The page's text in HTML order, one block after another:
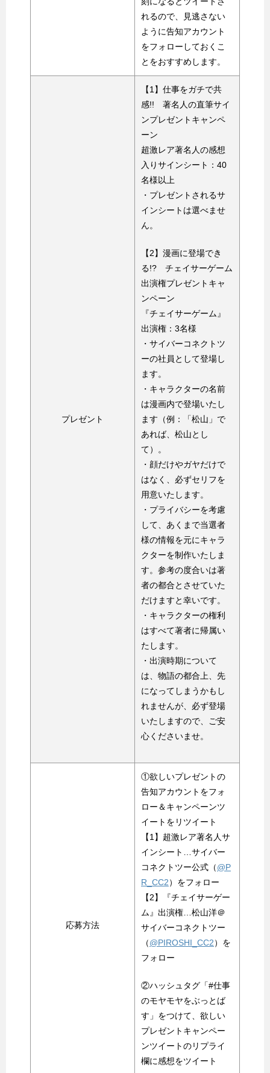
れるので、見逃さない
ように告知アカウント
をフォローしておくこ
とをおすすめします。
プレゼント
【1】仕事をガチで共
感!! 著名人の直筆サイ
ンプレゼントキャンペ
ーン
超激レア著名人の感想
入りサインシート：40
名様以上
・プレゼントされるサ
インシートは選べませ
ん。
【2】漫画に登場でき
る!? チェイサーゲーム
出演権プレゼントキャ
ンペーン
『チェイサーゲーム』
出演権：3名様
・サイバーコネクトツ
ーの社員として登場し
ます。
・キャラクターの名前
は漫画内で登場いたし
ます（例：「松山」で
あれば、松山とし
て）。
・顔だけやガヤだけで
はなく、必ずセリフを
用意いたします。
・プライバシーを考慮
して、あくまで当選者
様の情報を元にキャラ
クターを制作いたしま
す。参考の度合いは著
者の都合とさせていた
だけますと幸いです。
・キャラクターの権利
はすべて著者に帰属い
たします。
・出演時期について
は、物語の都合上、先
になってしまうかもし
れませんが、必ず登場
いたしますので、ご安
心くださいませ。
応募方法
①欲しいプレゼントの
告知アカウントをフォ
ロー＆キャンペーンツ
イートをリツイート
【1】超激レア著名人サ
インシート…サイバー
コネクトツー公式（@P
R_CC2）をフォロー
【2】『チェイサーゲー
ム』出演権…松山洋＠
サイバーコネクトツー
（@PIROSHI_CC2）を
フォロー
②ハッシュタグ「#仕事
のモヤモヤをぶっとば
す」をつけて、欲しい
プレゼントキャンペー
ンツイートのリプライ
欄に感想をツイート